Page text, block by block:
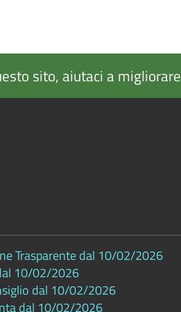
sito, aiutaci a migliorare
Trasparente dal 10/02/2026
10/02/2026
dal 10/02/2026
dal 10/02/2026